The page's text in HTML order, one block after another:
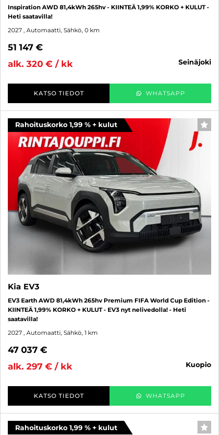
Inspiration AWD 81,4kWh 265hv - KIINTEÄ 1,99% KORKO + KULUT -
Heti saatavilla!
2027 , Automaatti, Sähkö, 0 km
51 147 €
alk. 320 € / kk
seinäjoki
KATSO TIEDOT WHATSAPP
Rahoituskorko 1,99 % + kulut
Kia EV3
EV3 Earth AWD 81,4kWh 265hv Premium FIFA World Cup Edition -
KIINTEÄ 1,99% KORKO + KULUT - EV3 nyt nelivedolla! - Heti
saatavilla!
2027 , Automaatti, Sähkö, 1 km
47 037 €
alk. 297 € / kk
kuopio
KATSO TIEDOT WHATSAPP
Rahoituskorko 1,99 % + kulut